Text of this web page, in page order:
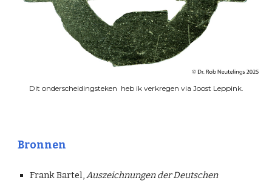
Dit onderscheidingsteken heb ik verkregen via Joost Leppink.
Bronnen
Frank Bartel,Auszeichnungen der Deutschen